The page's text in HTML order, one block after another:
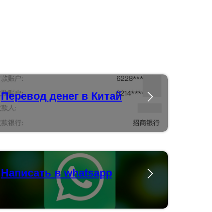
Перевод денег в Китай
Написать в whatsapp